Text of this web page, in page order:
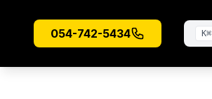
⌘
K
054-742-5434